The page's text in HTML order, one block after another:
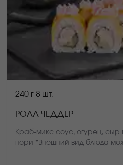
240 г 8 шт.
РОЛЛ ЧЕДДЕР
Краб-микс соус, огурец, сыр
нори *Внешний вид блюда